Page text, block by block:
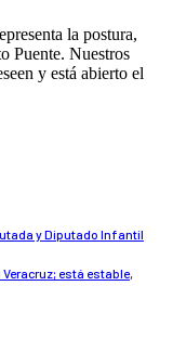
la postura,
Puente. Nuestros
y está abierto el
y Diputado Infantil
está estable,